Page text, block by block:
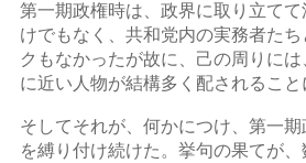
第一期政権時は、政界に取り立て
けでもなく、共和党内の実務者た
クもなかったが故に、己の周りに
に近い人物が結構多く配されること
そしてそれが、何かにつけ、第一
を縛り付け続けた。挙句の果てが